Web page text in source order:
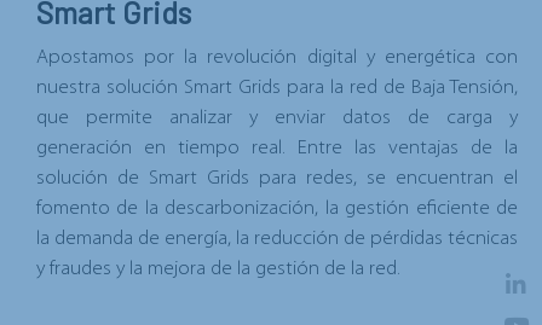
Smart Grids
Apostamos por la revolución digital y energética con
nuestra solución Smart Grids para la red de Baja Tensión,
que permite analizar y enviar datos de carga y
generación en tiempo real. Entre las ventajas de la
solución de Smart Grids para redes, se encuentran el
fomento de la descarbonización, la gestión eficiente de
la demanda de energía, la reducción de pérdidas técnicas
y fraudes y la mejora de la gestión de la red.